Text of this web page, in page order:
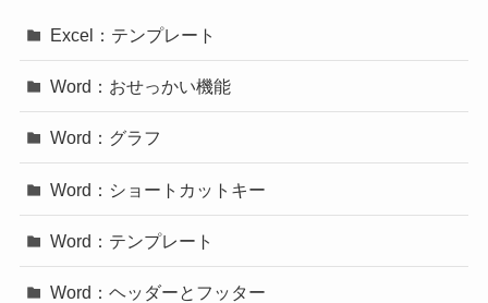
Excel：テンプレート
Word：おせっかい機能
Word：グラフ
Word：ショートカットキー
Word：テンプレート
Word：ヘッダーとフッター